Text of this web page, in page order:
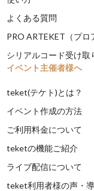
よくある質問
PRO ARTEKET（プロ
シリアルコード受け取
イベント主催者様へ
teket(テケト)とは？
イベント作成の方法
ご利用料金について
teketの機能ご紹介
ライブ配信について
teket利用者様の声・